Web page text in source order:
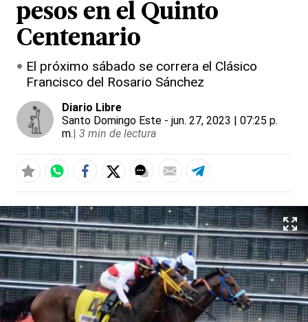
pesos en el Quinto
Centenario
El próximo sábado se correra el Clásico
Francisco del Rosario Sánchez
Diario Libre
Santo Domingo Este - jun. 27, 2023 | 07:25 p.
m.| 3 min de lectura